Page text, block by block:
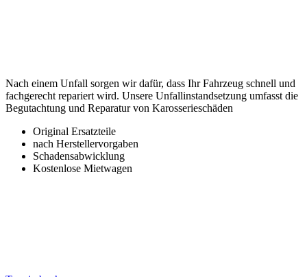
Nach einem Unfall sorgen wir dafür, dass Ihr Fahrzeug schnell und
fachgerecht repariert wird. Unsere Unfallinstandsetzung umfasst die
Begutachtung und Reparatur von Karosserieschäden
Original Ersatzteile
nach Herstellervorgaben
Schadensabwicklung
Kostenlose Mietwagen